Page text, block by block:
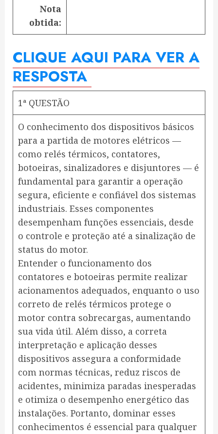
Nota
obtida:
CLIQUE AQUI PARA VER A
RESPOSTA
1ª QUESTÃO
O conhecimento dos dispositivos básicos
para a partida de motores elétricos —
como relés térmicos, contatores,
botoeiras, sinalizadores e disjuntores — é
fundamental para garantir a operação
segura, eficiente e confiável dos sistemas
industriais. Esses componentes
desempenham funções essenciais, desde
o controle e proteção até a sinalização de
status do motor.
Entender o funcionamento dos
contatores e botoeiras permite realizar
acionamentos adequados, enquanto o uso
correto de relés térmicos protege o
motor contra sobrecargas, aumentando
sua vida útil. Além disso, a correta
interpretação e aplicação desses
dispositivos assegura a conformidade
com normas técnicas, reduz riscos de
acidentes, minimiza paradas inesperadas
e otimiza o desempenho energético das
instalações. Portanto, dominar esses
conhecimentos é essencial para qualquer